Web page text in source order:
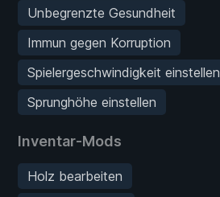
Unbegrenzte Gesundheit
Immun gegen Korruption
Spielergeschwindigkeit einstellen
Sprunghöhe einstellen
Inventar-Mods
Holz bearbeiten